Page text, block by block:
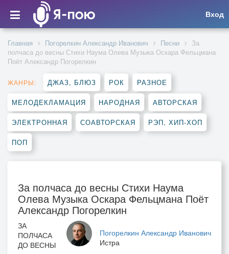
Вход
Главная Погорелкин Александр Иванович Песни
За
полчаса до весны Стихи Наума Олева Музыка Оскара Фельцмана
Поёт Александр Погорелкин
ЖАНРЫ: ДЖАЗ, БЛЮЗ РОК РАЗНОЕ
МЕЛОДЕКЛАМАЦИЯ НАРОДНАЯ АВТОРСКАЯ
ЭЛЕКТРОННАЯ СОАВТОРСКАЯ РЭП, ХИП-ХОП
ПОП
За полчаса до весны Стихи Наума
Олева Музыка Оскара Фельцмана Поёт
Александр Погорелкин
Погорелкин Александр Иванович
Истра
ЗА
ПОЛЧАСА
ДО ВЕСНЫ